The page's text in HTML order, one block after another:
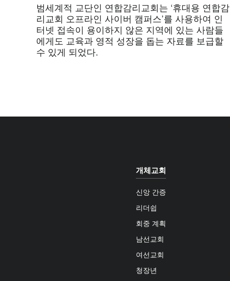
범세계적 교단인 연합감리교회는 ‘휴대용 연합감
리교회 오프라인 사이버 캠퍼스’를 사용하여 인
터넷 접속이 용이하지 않은 지역에 있는 사람들
에게도 교육과 영적 성장을 돕는 자료를 보급할
수 있게 되었다.
개체교회
신앙 간증
리더쉽
회중 계획
남선교회
여선교회
청장년